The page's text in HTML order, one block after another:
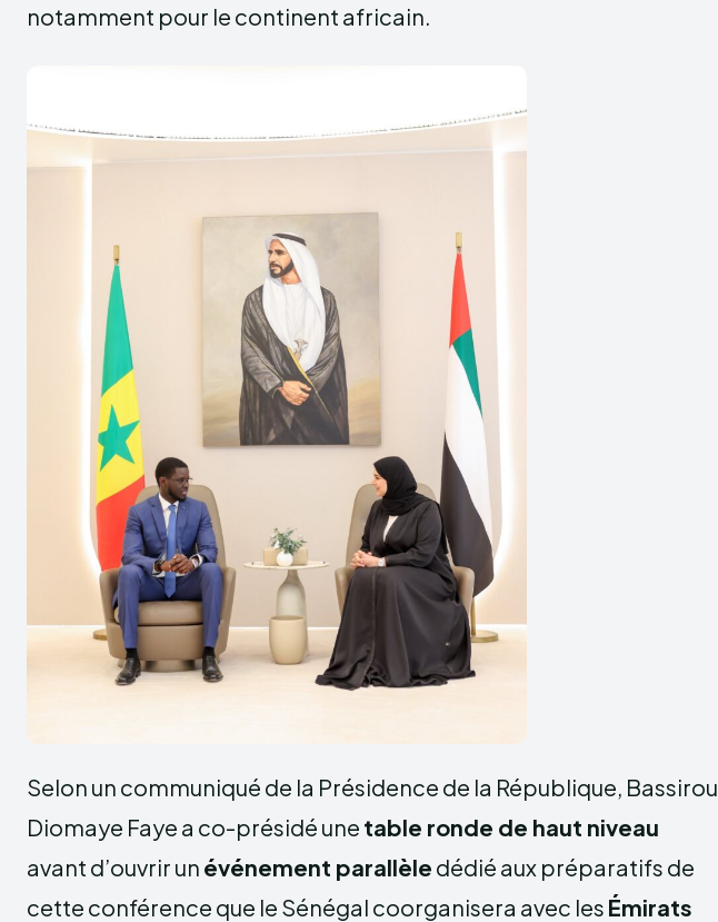
notamment pour le continent africain.
Selon un communiqué de la Présidence de la République, Bassirou
Diomaye Faye a co-présidé une table ronde de haut niveau
avant d’ouvrir un événement parallèle dédié aux préparatifs de
cette conférence que le Sénégal coorganisera avec les Émirats